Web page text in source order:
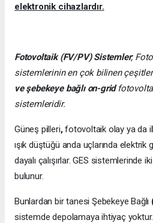
elektronik cihazlardır.
Fotovoltaik (FV/PV) Sistemler;
sistemlerinin en çok bilinen
ve şebekeye bağlı on-grid
sistemleridir.
Güneş pilleri,fotovoltaik olay ya da
ışık düştüğü anda uçlarında elektrik
dayalı çalışırlar. GES sistemlerinde
bulunur.
Bunlardan bir tanesi Şebekeye Bağlı
sistemde depolamaya ihtiyaç yoktur.